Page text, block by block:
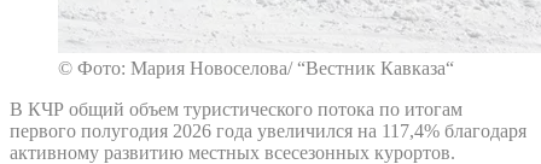
© Фото: Мария Новоселова/ “Вестник Кавказа“
В КЧР общий объем туристического потока по итогам
первого полугодия 2026 года увеличился на 117,4% благодаря
активному развитию местных всесезонных курортов.